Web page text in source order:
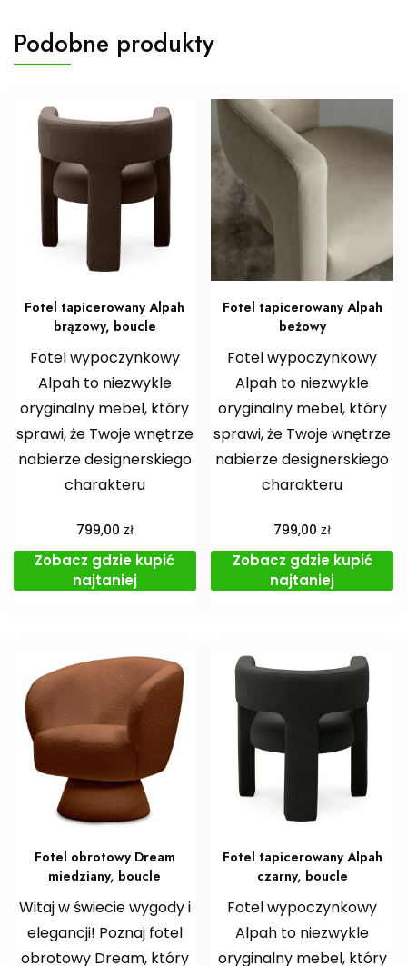
Podobne produkty
Fotel tapicerowany Alpah
brązowy, boucle
Fotel wypoczynkowy
Alpah to niezwykle
oryginalny mebel, który
sprawi, że Twoje wnętrze
nabierze designerskiego
charakteru
799,00 zł
Zobacz gdzie kupić
najtaniej
Fotel tapicerowany Alpah
beżowy
Fotel wypoczynkowy
Alpah to niezwykle
oryginalny mebel, który
sprawi, że Twoje wnętrze
nabierze designerskiego
charakteru
799,00zł
Zobacz gdzie kupić
najtaniej
Fotel obrotowy Dream
miedziany, boucle
Witaj w świecie wygody i
elegancji! Poznaj fotel
obrotowy Dream, który
Fotel tapicerowany Alpah
czarny, boucle
Fotel wypoczynkowy
Alpah to niezwykle
oryginalny mebel, który